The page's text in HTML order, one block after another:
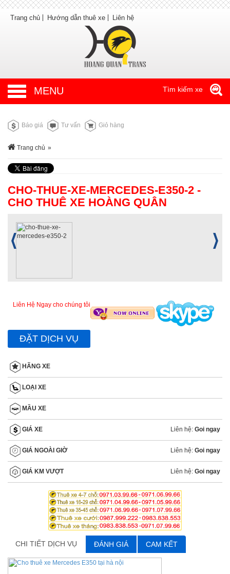
Trang chủ Hướng dẫn thuê xe Liên hệ
MENU Tìm kiếm xe
Báo giá Tư vấn Giỏ hàng
Trang chủ »
CHO-THUE-XE-MERCEDES-E350-2 -
CHO THUÊ XE HOÀNG QUÂN
Liên Hệ Ngay cho chúng tôi
ĐẶT DỊCH VỤ
HÃNG XE
LOẠI XE
MẦU XE
GIÁ XE Liên hệ: Goi ngay
GIÁ NGOÀI GIỜ Liên hệ: Goi ngay
GIÁ KM VƯỢT Liên hệ: Goi ngay
CHI TIẾT DỊCH VỤ ĐÁNH GIÁ CAM KẾT